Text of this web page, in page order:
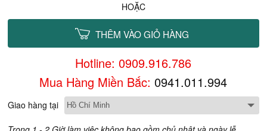
HOẶC
THÊM VÀO GIỎ HÀNG
Hotline: 0909.916.786
Mua Hàng Miền Bắc: 0941.011.994
Giao hàng tại